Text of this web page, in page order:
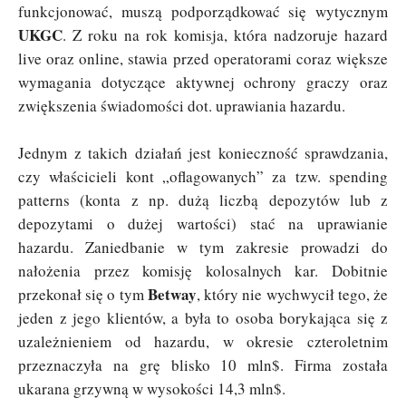
funkcjonować, muszą podporządkować się wytycznym
UKGC. Z roku na rok komisja, która nadzoruje hazard
live oraz online, stawia przed operatorami coraz większe
wymagania dotyczące aktywnej ochrony graczy oraz
zwiększenia świadomości dot. uprawiania hazardu.
Jednym z takich działań jest konieczność sprawdzania,
czy właścicieli kont „oflagowanych” za tzw. spending
patterns (konta z np. dużą liczbą depozytów lub z
depozytami o dużej wartości) stać na uprawianie
hazardu. Zaniedbanie w tym zakresie prowadzi do
nałożenia przez komisję kolosalnych kar. Dobitnie
przekonał się o tymBetway, który nie wychwycił tego, że
jeden z jego klientów, a była to osoba borykająca się z
uzależnieniem od hazardu, w okresie czteroletnim
przeznaczyła na grę blisko 10 mln$. Firma została
ukarana grzywną w wysokości 14,3 mln$.